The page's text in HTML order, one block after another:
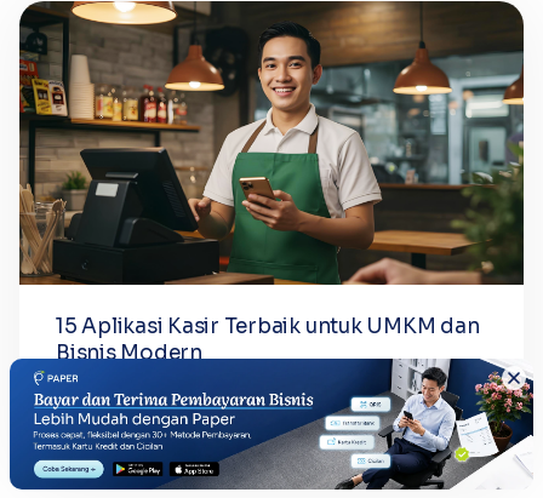
15 Aplikasi Kasir Terbaik untuk UMKM dan
Bisnis Modern
Memilih aplikasi kasir bukan sekadar urusan “bisa
cetak struk” atau “bisa scan barcode”. POS (Point
of Sale) masa kini adalah otak...